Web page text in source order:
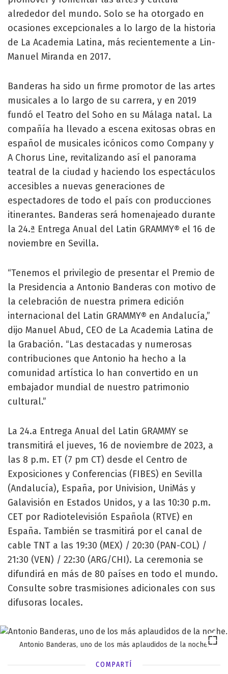
alrededor del mundo. Solo se ha otorgado en
ocasiones excepcionales a lo largo de la historia
de La Academia Latina, más recientemente a Lin-
Manuel Miranda en 2017.
Banderas ha sido un firme promotor de las artes
musicales a lo largo de su carrera, y en 2019
fundó el Teatro del Soho en su Málaga natal. La
compañía ha llevado a escena exitosas obras en
español de musicales icónicos como Company y
A Chorus Line, revitalizando así el panorama
teatral de la ciudad y haciendo los espectáculos
accesibles a nuevas generaciones de
espectadores de todo el país con producciones
itinerantes. Banderas será homenajeado durante
la 24.ª Entrega Anual del Latin GRAMMY® el 16 de
noviembre en Sevilla.
“Tenemos el privilegio de presentar el Premio de
la Presidencia a Antonio Banderas con motivo de
la celebración de nuestra primera edición
internacional del Latin GRAMMY® en Andalucía,”
dijo Manuel Abud, CEO de La Academia Latina de
la Grabación. “Las destacadas y numerosas
contribuciones que Antonio ha hecho a la
comunidad artística lo han convertido en un
embajador mundial de nuestro patrimonio
cultural.”
La 24.a Entrega Anual del Latin GRAMMY se
transmitirá el jueves, 16 de noviembre de 2023, a
las 8 p.m. ET (7 pm CT) desde el Centro de
Exposiciones y Conferencias (FIBES) en Sevilla
(Andalucía), España, por Univision, UniMás y
Galavisión en Estados Unidos, y a las 10:30 p.m.
CET por Radiotelevisión Española (RTVE) en
España. También se trasmitirá por el canal de
cable TNT a las 19:30 (MEX) / 20:30 (PAN-COL) /
21:30 (VEN) / 22:30 (ARG/CHI). La ceremonia se
difundirá en más de 80 países en todo el mundo.
Consulte sobre trasmisiones adicionales con sus
difusoras locales.
Antonio Banderas, uno de los más aplaudidos de la noche.
COMPARTÍ